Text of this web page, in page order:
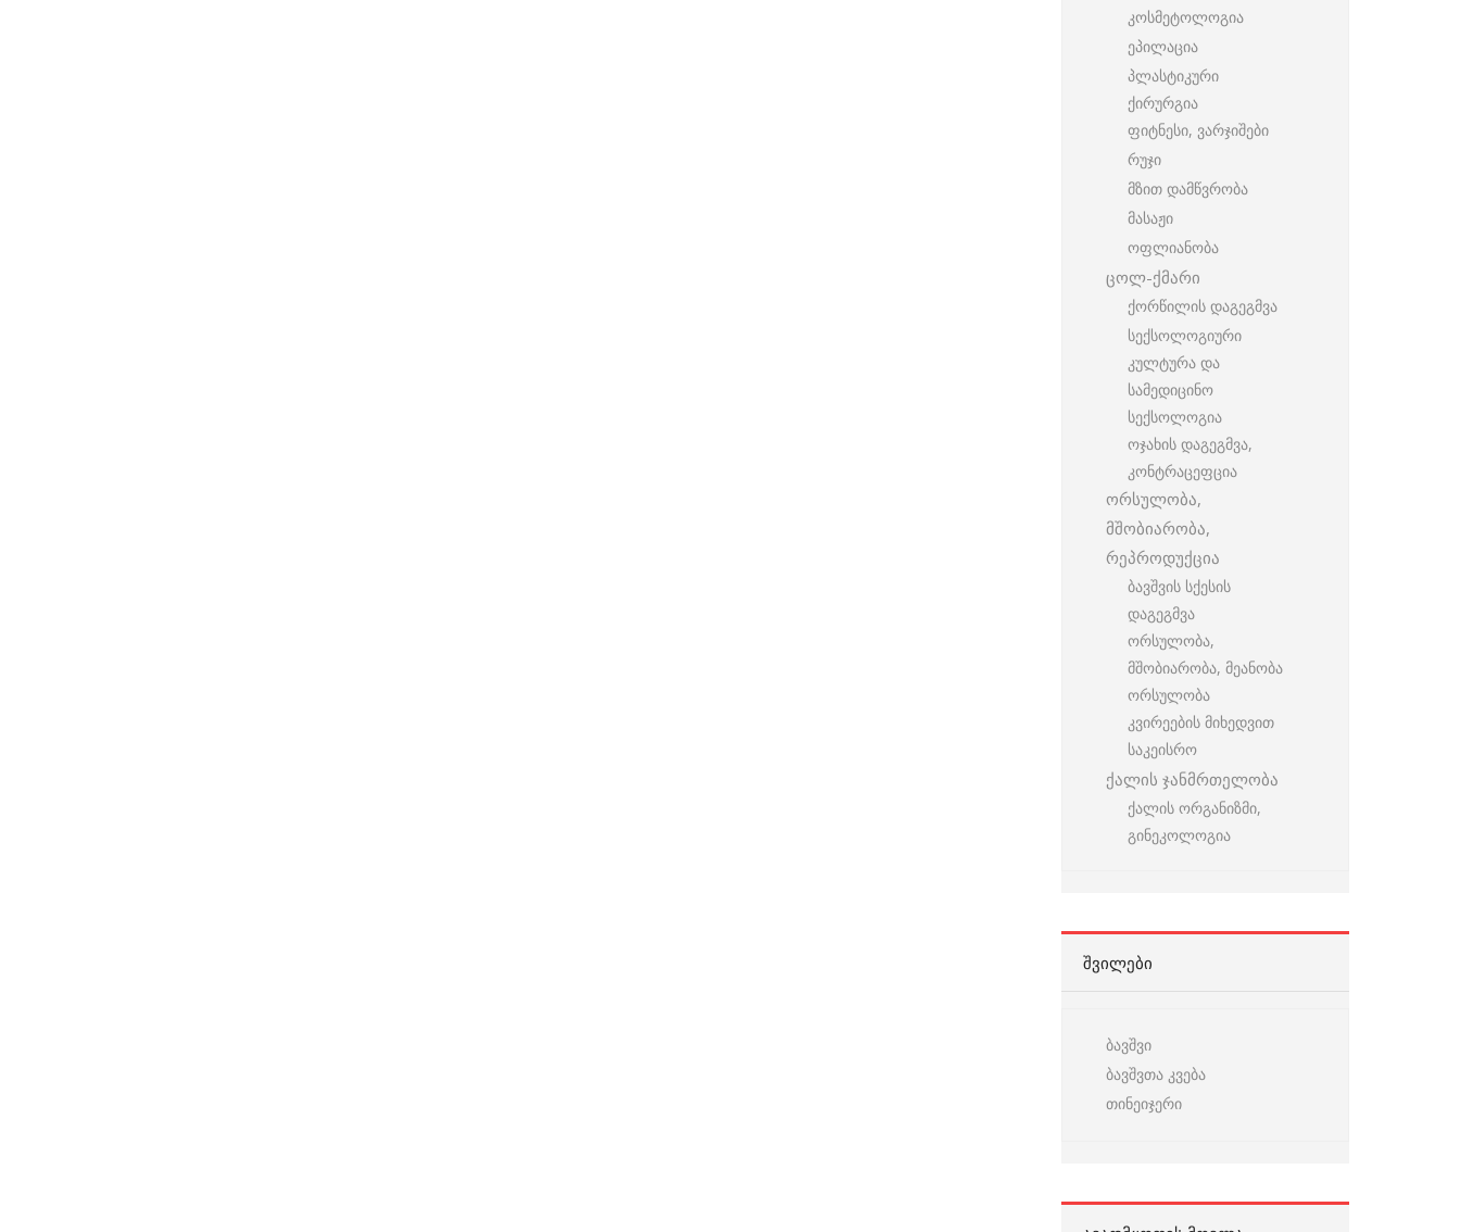
კოსმეტოლოგია
ეპილაცია
პლასტიკური
ქირურგია
ფიტნესი, ვარჯიშები
რუჯი
მზით დამწვრობა
მასაჟი
ოფლიანობა
ცოლ-ქმარი
ქორწილის დაგეგმვა
სექსოლოგიური
კულტურა და
სამედიცინო
სექსოლოგია
ოჯახის დაგეგმვა,
კონტრაცეფცია
ორსულობა,
მშობიარობა,
რეპროდუქცია
ბავშვის სქესის
დაგეგმვა
ორსულობა,
მშობიარობა, მეანობა
ორსულობა
კვირეების მიხედვით
საკეისრო
ქალის ჯანმრთელობა
ქალის ორგანიზმი,
გინეკოლოგია
ᲨᲕᲘᲚᲔᲑᲘ
ბავშვი
ბავშვთა კვება
თინეიჯერი